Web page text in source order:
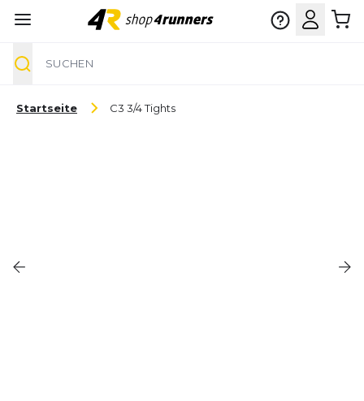
Startseite C3 3/4 Tights